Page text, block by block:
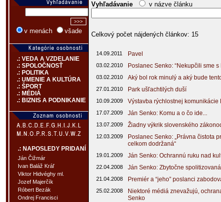
v menách všade
.: VEDA A VZDELANIE
.: SPOLOČNOSŤ
.: POLITIKA
.: UMENIE A KULTÚRA
.: ŠPORT
.: MÉDIÁ
.: BIZNIS A PODNIKANIE
.: NAPOSLEDY PRIDANÍ
Ján Čižmár
Ivan Baláž Kráľ
Viktor Hidvéghy ml.
Jozef Majerčík
Róbert Bezák
Ondrej Francisci
Vyhľadávanie v názve článku
Celkový počet nájdených článkov: 15
14.09.2011 Pavel
03.02.2010 Poslanec Senko: “Nekupčili sme
03.02.2010 Aký bol rok minulý a aký bude
27.01.2010 Park ušľachtilých duší
10.09.2009 Výstavba rýchlostnej komunikácie
17.07.2009 Ján Senko: Komu a o čo ide...
13.07.2009 Žiadny výkrik slovenského
12.03.2009
Poslanec Senko: „Právna čistota
celkom dodržaná“
19.01.2009 Ján Senko: Ochrannú ruku nad
22.04.2008 Ján Senko: Zbytočne
21.04.2008 Premiér a “jeho” poslanci
25.02.2008
Niektoré médiá znevažujú,
Senko